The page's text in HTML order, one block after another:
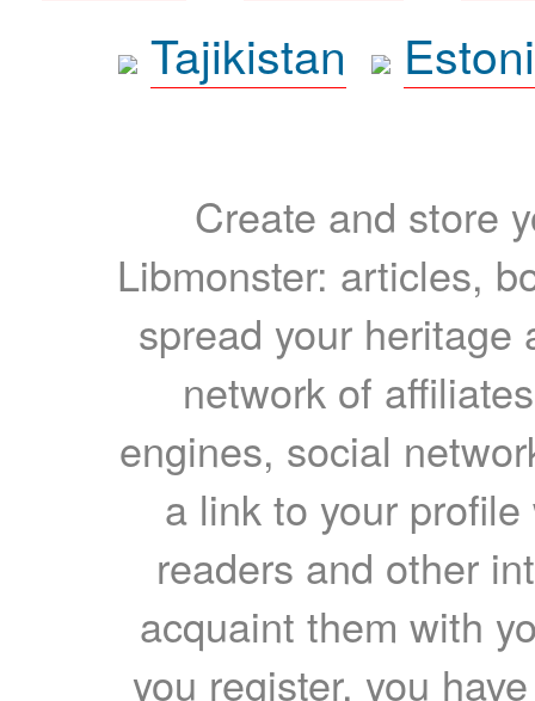
Tajikistan
Create and store
Libmonster: articles,
spread your heritage
network of
engines, social
a link to your
readers and other
acquaint them with
you register, you